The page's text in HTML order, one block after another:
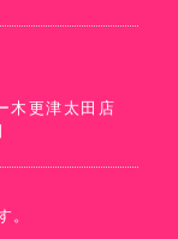
木更津太田店
。